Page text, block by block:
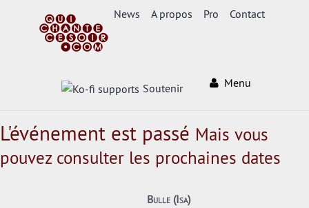
News A propos Pro Contact
Soutenir Menu
L'événement est passé Mais vous
pouvez consulter les prochaines dates
Bulle (Isa)